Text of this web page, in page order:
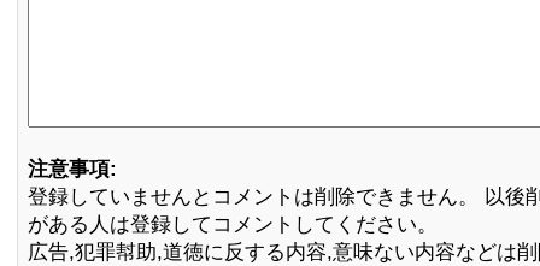
注意事項:
登録していませんとコメントは削除できません。 以後
がある人は登録してコメントしてください。
広告,犯罪幇助,道徳に反する内容,意味ない内容などは